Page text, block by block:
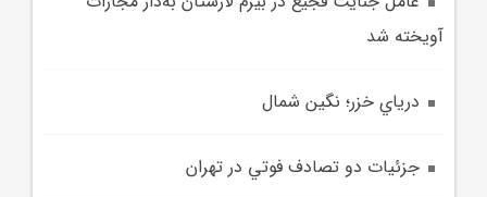
آويخته شد
درياي خزر؛ نگين شمال
جزئيات دو تصادف فوتي در تهران